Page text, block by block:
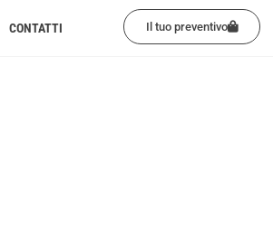
CONTATTI Il tuo preventivo